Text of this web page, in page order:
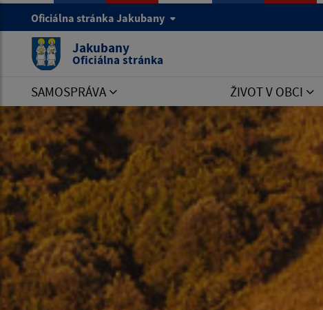
Oficiálna stránka Jakubany
Jakubany
Oficiálna stránka
SAMOSPRÁVA ŽIVOT V OBCI